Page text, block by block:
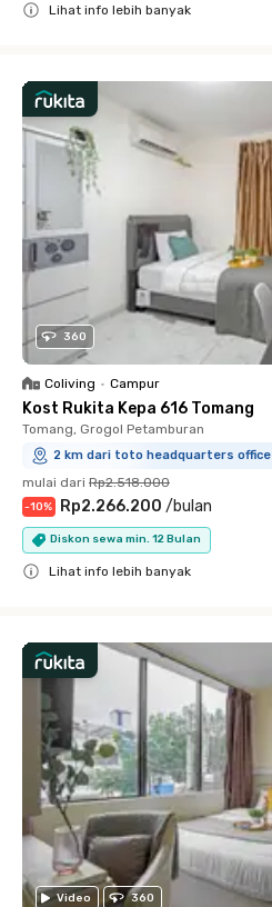
Lihat info lebih banyak
360
Coliving • Campur
Kost Rukita Kepa 616 Tomang
Tomang, Grogol Petamburan
2 km dari toto headquarters office
mulai dari Rp2.518.000
-10% Rp2.266.200 /bulan
Diskon sewa min. 12 Bulan
Lihat info lebih banyak
Video 360